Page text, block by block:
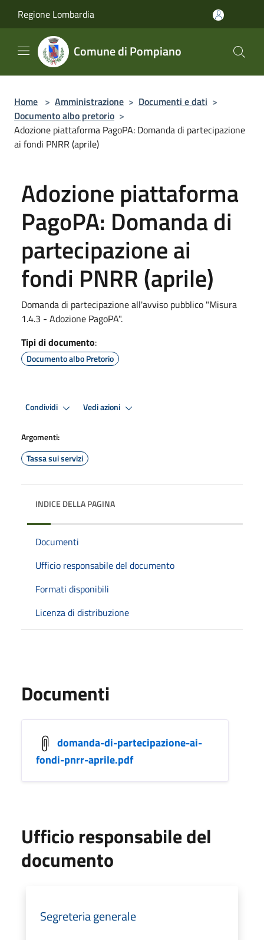
Regione Lombardia
Comune di Pompiano
Home > Amministrazione > Documenti e dati >
Documento albo pretorio >
Adozione piattaforma PagoPA: Domanda di partecipazione
ai fondi PNRR (aprile)
Adozione piattaforma
PagoPA: Domanda di
partecipazione ai
fondi PNRR (aprile)
Domanda di partecipazione all'avviso pubblico "Misura
1.4.3 - Adozione PagoPA".
Tipi di documento:
Documento albo Pretorio
Condividi Vedi azioni
Argomenti:
Tassa sui servizi
INDICE DELLA PAGINA
Documenti
Ufficio responsabile del documento
Formati disponibili
Licenza di distribuzione
Documenti
domanda-di-partecipazione-ai-
fondi-pnrr-aprile.pdf
Ufficio responsabile del
documento
Segreteria generale